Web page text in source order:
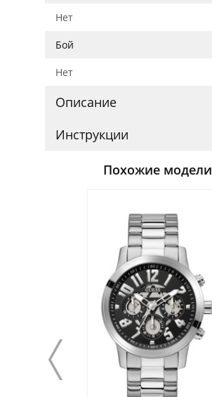
Нет
Бой
Нет
Описание
Инструкции
Похожие модели